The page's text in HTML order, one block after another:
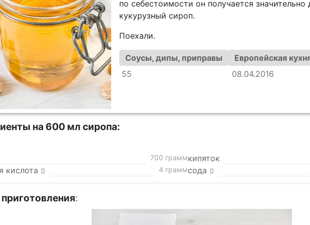
по себестоимости он получается
кукурузный сироп.
Поехали.
Соусы, дипы, приправы
Европейская
55
08.04.2016
на 600 мл сиропа:
700 граммкипяток
кислота 4 граммсода
: